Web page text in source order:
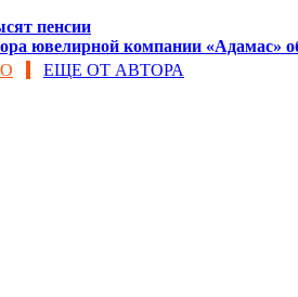
пенсии
ювелирной компании «Адамас»
ЕЩЕ ОТ АВТОРА